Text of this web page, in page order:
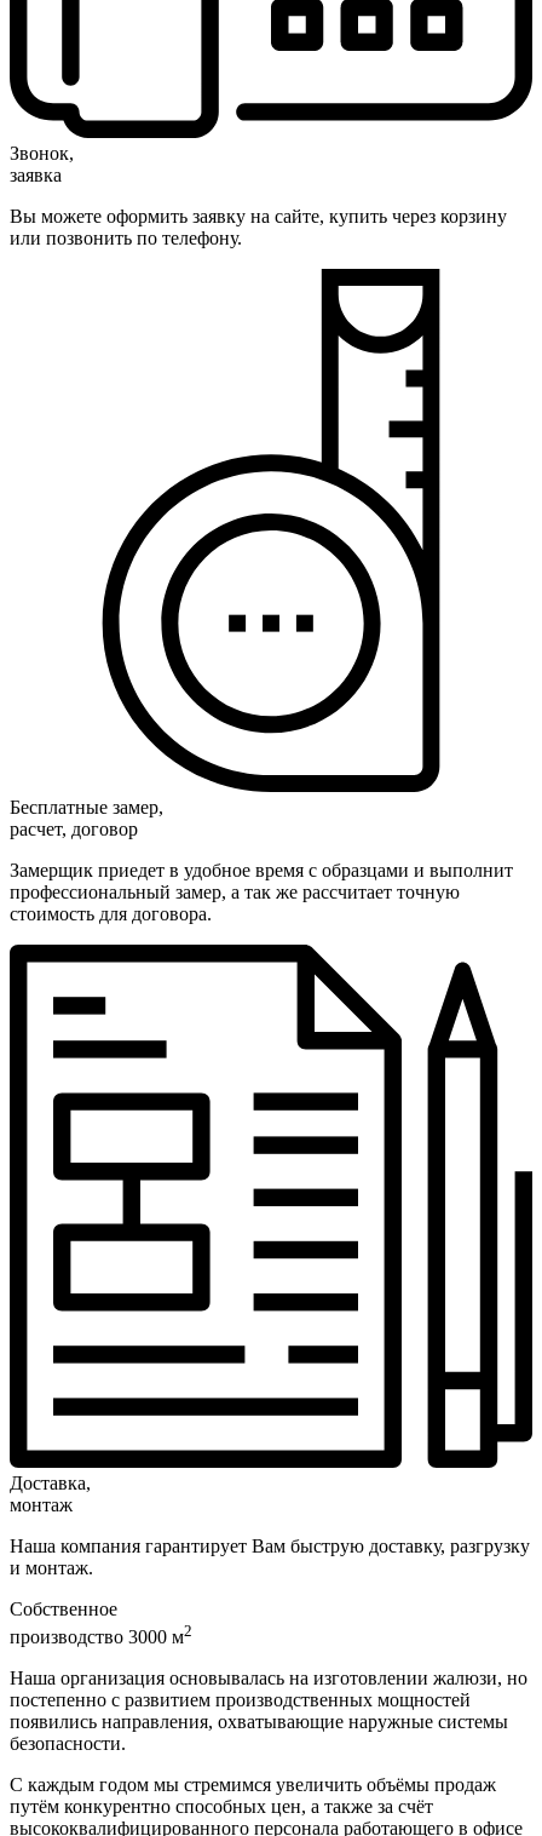
Звонок,
заявка
Вы можете оформить заявку на сайте, купить через корзину
или позвонить по телефону.
Бесплатные замер,
расчет, договор
Замерщик приедет в удобное время с образцами и выполнит
профессиональный замер, а так же рассчитает точную
стоимость для договора.
Доставка,
монтаж
Наша компания гарантирует Вам быструю доставку, разгрузку
и монтаж.
Собственное
производство 3000 м2
Наша организация основывалась на изготовлении жалюзи, но
постепенно с развитием производственных мощностей
появились направления, охватывающие наружные системы
безопасности.
С каждым годом мы стремимся увеличить объёмы продаж
путём конкурентно способных цен, а также за счёт
высококвалифицированного персонала работающего в офисе